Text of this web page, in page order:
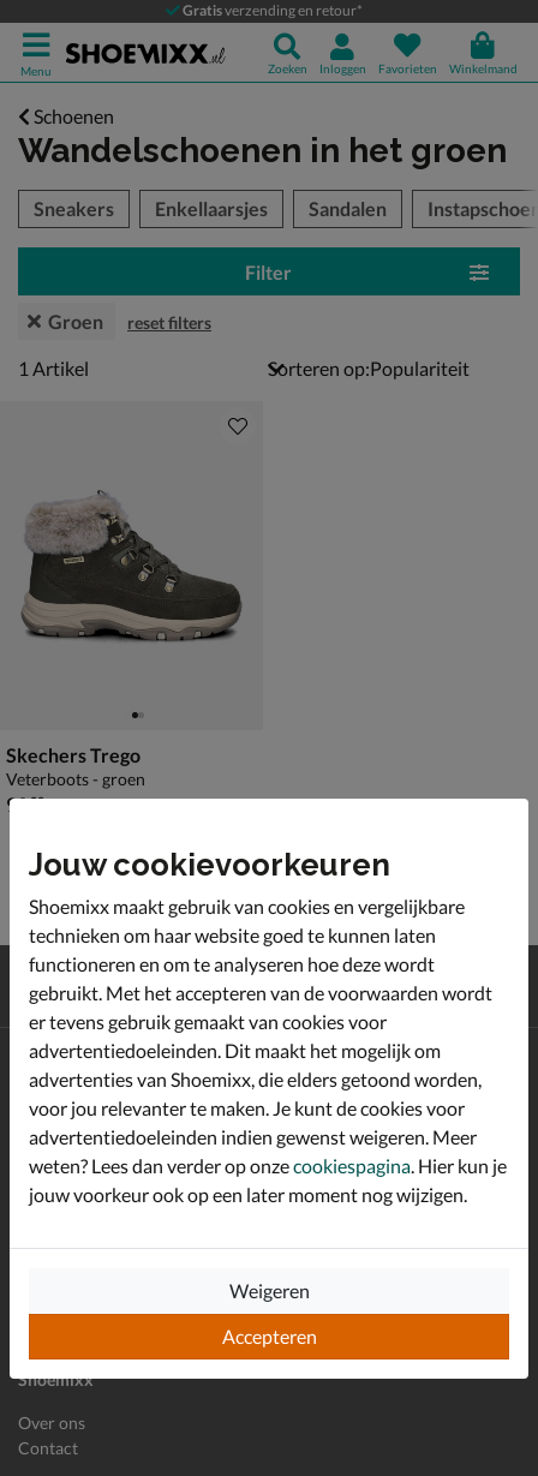
Gratisverzending en retour*
Menu Zoeken Inloggen Favorieten Winkelmand
Schoenen
Wandelschoenen in het groen
over
Sneakers Enkellaarsjes Sandalen
Filter
Groen reset filters
1 artikel
1 Artikel Sorteren op:
Skechers Trego
Veterboots - groen
€ 99,99
99,99
Gratisverzending en retour*
Achterafbetalen
Shoemixx
Over ons
Contact
Altijd op de hoogte zijn?
Schrijf je in voor de Shoemixx nieuwsbrief en ontvang €10,-
welkomstkorting!*
E-mailadres
Jouw cookievoorkeuren
Shoemixx maakt gebruik van cookies en vergelijkbare
technieken om haar website goed te kunnen laten
functioneren en om te analyseren hoe deze wordt
gebruikt. Met het accepteren van de voorwaarden wordt
er tevens gebruik gemaakt van cookies voor
advertentiedoeleinden. Dit maakt het mogelijk om
advertenties van Shoemixx, die elders getoond worden,
voor jou relevanter te maken. Je kunt de cookies voor
advertentiedoeleinden indien gewenst weigeren. Meer
weten? Lees dan verder op onzecookiespagina . Hier kun je
jouw voorkeur ook op een later moment nog wijzigen.
Accepteren
Weigeren